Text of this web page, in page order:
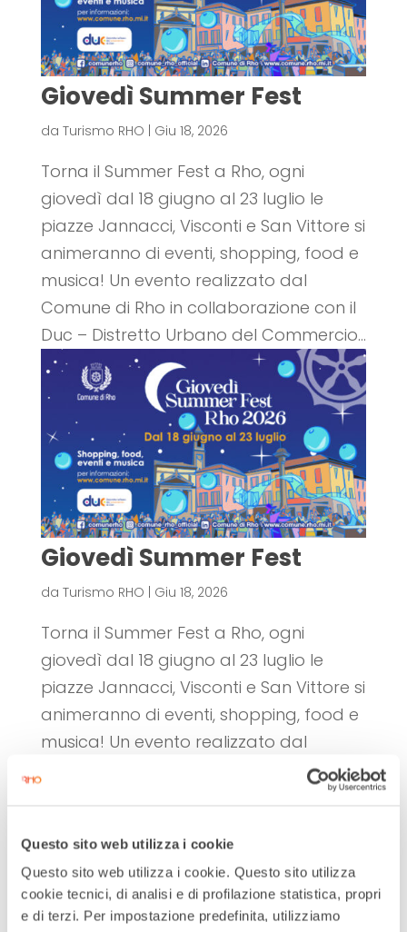
Questo sito web utilizza i cookie
Questo sito web utilizza i cookie. Questo sito utilizza
cookie tecnici, di analisi e di profilazione statistica, propri
e di terzi. Per impostazione predefinita, utilizziamo
Giovedì Summer Fest
da Turismo RHO | Giu 18, 2026
Torna il Summer Fest a Rho, ogni
giovedì dal 18 giugno al 23 luglio le
piazze Jannacci, Visconti e San Vittore si
animeranno di eventi, shopping, food e
musica! Un evento realizzato dal
Comune di Rho in collaborazione con il
Duc – Distretto Urbano del Commercio...
Giovedì Summer Fest
da Turismo RHO Giu 18, 2026
Torna il Summer Fest a Rho, ogni
giovedì dal 18 giugno al 23 luglio le
piazze Jannacci, Visconti e San Vittore si
animeranno di eventi, shopping, food e
musica! Un evento realizzato dal
Comune di Rho in collaborazione con il
Duc – Distretto Urbano del Commercio...